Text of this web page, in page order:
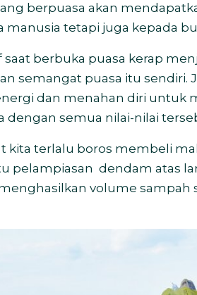
berpuasa akan
manusia tetapi juga kepada
berbuka puasa kerap
semangat puasa itu sendiri.
dan menahan diri untuk
dengan semua nilai-nilai
kita terlalu boros membeli
pelampiasan dendam atas
volume sampah